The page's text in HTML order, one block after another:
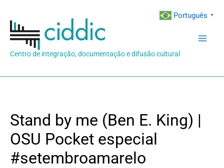
para
conteúdo
Centro de integração, documentação e difusão cultural
Stand by me (Ben E. King) |
OSU Pocket especial
#setembroamarelo
Português ▼